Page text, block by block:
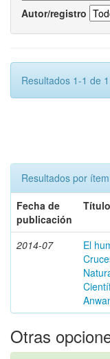
Autor/registro
Resultados 1-1 de
Resultados por
Fecha de
publicación
Título
2014-07
El
Otras